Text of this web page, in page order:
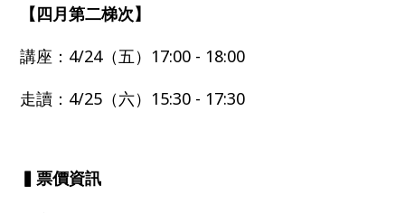
【四月第二梯次】
講座：4/24（五）17:00 - 18:00
走讀：4/25（六）15:30 - 17:30
▍票價資訊